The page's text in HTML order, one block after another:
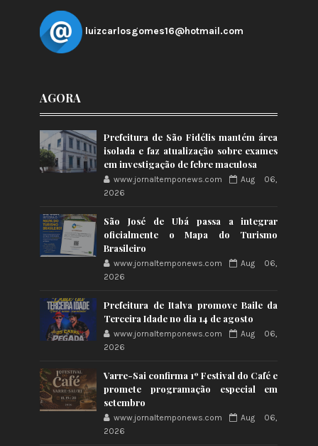
luizcarlosgomes16@hotmail.com
AGORA
Prefeitura de São Fidélis mantém área
isolada e faz atualização sobre exames
em investigação de febre maculosa
www.jornaltemponews.com
Aug 06,
2026
São José de Ubá passa a integrar
oficialmente o Mapa do Turismo
Brasileiro
www.jornaltemponews.com
Aug 06,
2026
Prefeitura de Italva promove Baile da
Terceira Idade no dia 14 de agosto
www.jornaltemponews.com
Aug 06,
2026
Varre-Sai confirma 1º Festival do Café e
promete programação especial em
setembro
www.jornaltemponews.com
Aug 06,
2026